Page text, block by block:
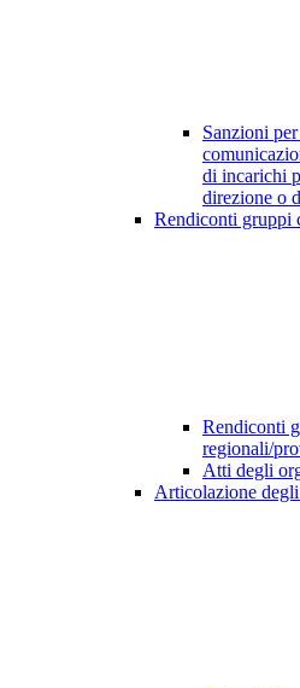
Sanzioni
di incarichi
direzione o
Rendiconti gruppi
Rendiconti
regionali/
Atti degli
Articolazione